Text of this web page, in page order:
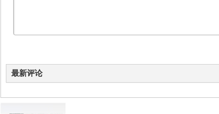
最新评论